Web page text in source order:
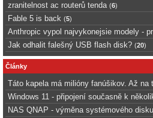
zranitelnost ac routerů tenda (6)
Fable 5 is back (5)
Anthropic vypol najvykonejsie modely -
Jak odhalit falešný USB flash disk? (20)
Články
Táto kapela má milióny fanúšikov. Až na
Windows 11 - připojení současně k
NAS QNAP - výměna systémového disku